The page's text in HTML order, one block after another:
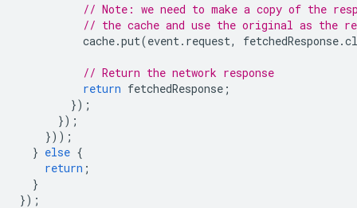
// Note: we need to make a copy of the
// the cache and use the original as the
cache.put(event. request, fetchedResponse.
// Return the network response
return fetchedResponse ;
});
});
}));
} else {
return ;
}
});